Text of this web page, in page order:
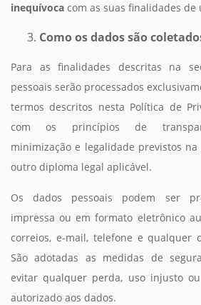
inequívoca com as suas finalidades de
Como os dados são
Para as finalidades descritas na
pessoais serão processados
termos descritos nesta Política de
com os princípios de
minimização e legalidade previstos
outro diploma legal aplicável.
Os dados pessoais podem ser
impressa ou em formato eletrônico
correios, e-mail, telefone e qualquer
São adotadas as medidas de
evitar qualquer perda, uso injusto
autorizado aos dados.